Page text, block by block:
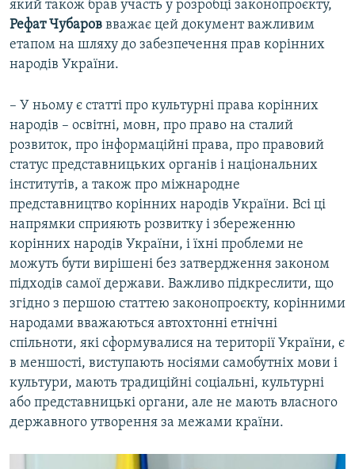
l
i
d
який також брав участь у розробці законопроєкту,
Рефат Чубаров вважає цей документ важливим
етапом на шляху до забезпечення прав корінних
народів України.
– У ньому є статті про культурні права корінних
народів – освітні, мовн, про право на сталий
розвиток, про інформаційні права, про правовий
статус представницьких органів і національних
інститутів, а також про міжнародне
представництво корінних народів України. Всі ці
напрямки сприяють розвитку і збереженню
корінних народів України, і їхні проблеми не
можуть бути вирішені без затвердження законом
підходів самої держави. Важливо підкреслити, що
згідно з першою статтею законопроєкту, корінними
народами вважаються автохтонні етнічні
спільноти, які сформувалися на території України, є
в меншості, виступають носіями самобутніх мови і
культури, мають традиційні соціальні, культурні
або представницькі органи, але не мають власного
державного утворення за межами країни.